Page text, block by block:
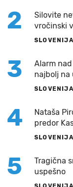
2
Silovite
vročinski
SLOVENIJA
3
Alarm
najbolj na
SLOVENIJA
4
Nataša
predor
SLOVENIJA
5
Tragična
uspešno